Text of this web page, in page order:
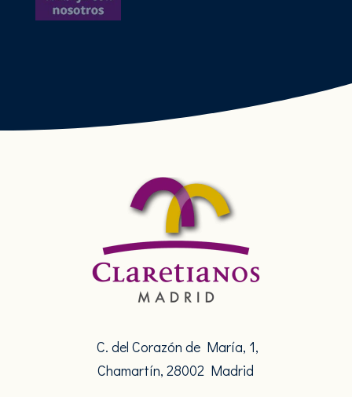
C. del Corazón de María, 1,
Chamartín, 28002 Madrid